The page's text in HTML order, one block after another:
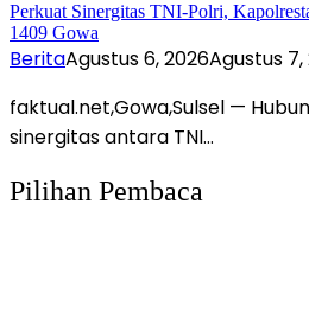
Perkuat Sinergitas TNI-Polri,
1409 Gowa
BeritaAgustus 6, 2026Agustus 7,
faktual.net,Gowa,Sulsel —
sinergitas antara TNI…
Pilihan Pembaca